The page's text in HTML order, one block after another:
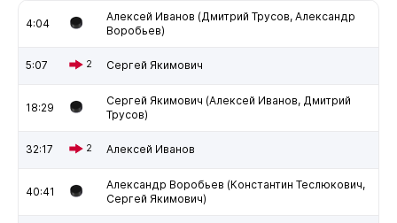
4:04
Алексей Иванов (Дмитрий Трусов, Александр
Воробьев)
5:07 2 Сергей Якимович
18:29
Сергей Якимович (Алексей Иванов, Дмитрий
Трусов)
32:17 2 Алексей Иванов
40:41
Александр Воробьев (Константин Теслюкович,
Сергей Якимович)